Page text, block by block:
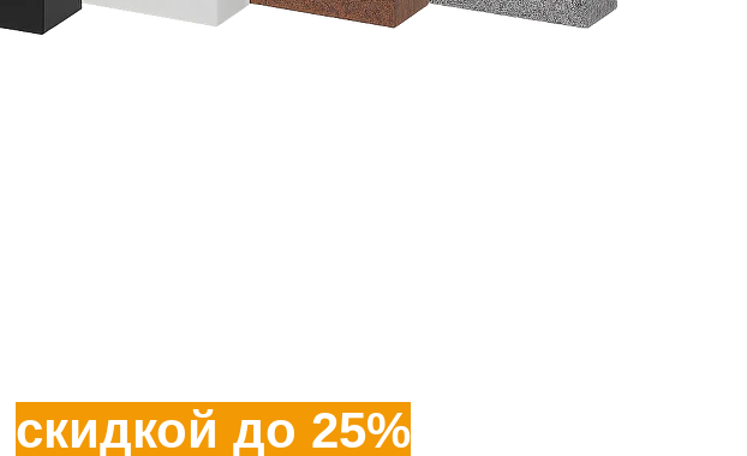
скидкой до 25%